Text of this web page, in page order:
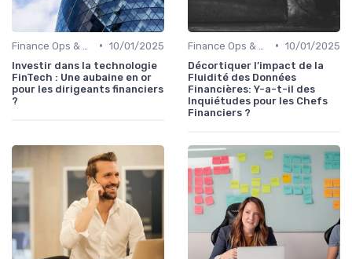
• 10/01/2025
Investir dans la technologie
FinTech : Une aubaine en or
pour les dirigeants financiers
?
• 10/01/2025
Décortiquer l’impact de la
Fluidité des Données
Financières: Y-a-t-il des
Inquiétudes pour les Chefs
Financiers ?